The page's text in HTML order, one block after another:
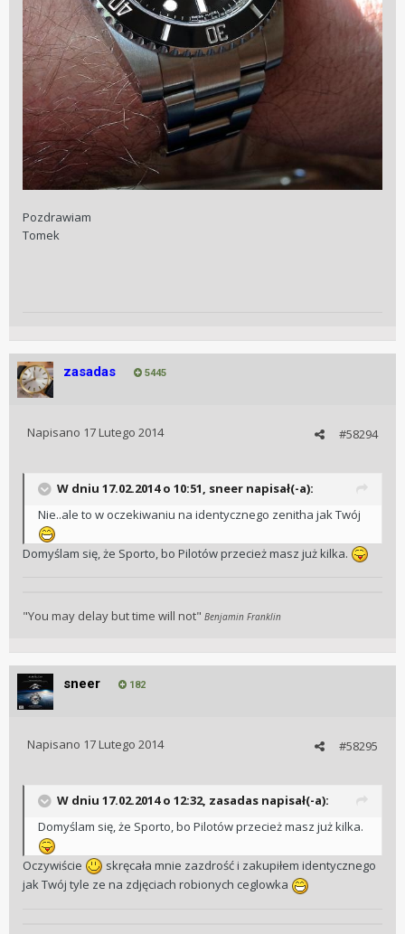
Pozdrawiam
Tomek
zasadas 5445
#58294
Napisano 17 Lutego 2014
W dniu 17.02.2014 o 10:51, sneer napisał(-a):
Nie..ale to w oczekiwaniu na identycznego zenitha jak Twój
Domyślam się, że Sporto, bo Pilotów przecież masz już kilka.
"You may delay but time will not" Benjamin Franklin
sneer 182
#58295
Napisano 17 Lutego 2014
W dniu 17.02.2014 o 12:32, zasadas napisał(-a):
Domyślam się, że Sporto, bo Pilotów przecież masz już kilka.
Oczywiście
skręcała mnie zazdrość i zakupiłem identycznego
jak Twój tyle ze na zdjęciach robionych ceglowka